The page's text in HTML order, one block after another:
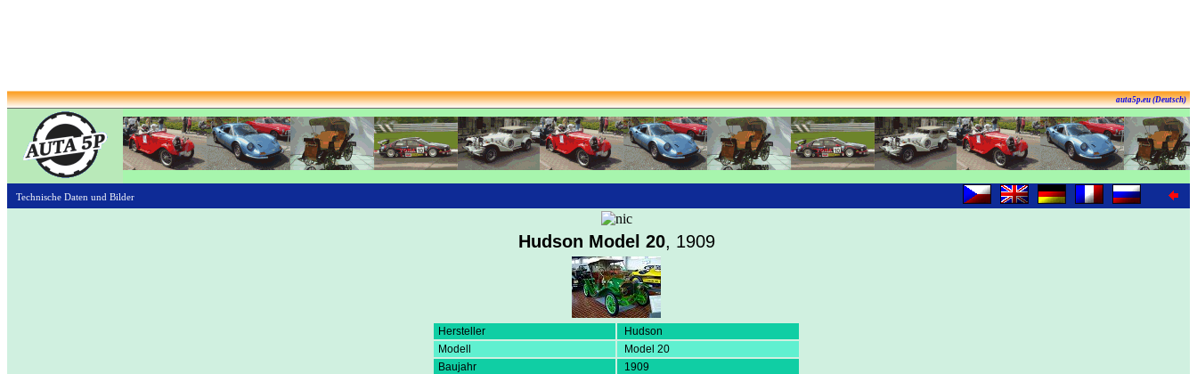
auta5p.eu (Deutsch)
Technische Daten und Bilder
Hudson Model 20, 1909
Hersteller
Hudson
Modell
Model 20
Baujahr
1909